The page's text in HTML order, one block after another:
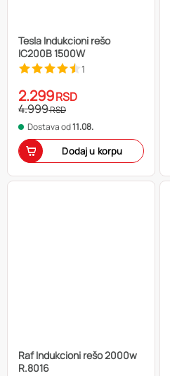
Tesla Indukcioni rešo
IC200B 1500W
1
2.299RSD
4.999RSD
Dostava od11.08.
Dodaj u korpu
Raf Indukcioni rešo 2000w
R.8016